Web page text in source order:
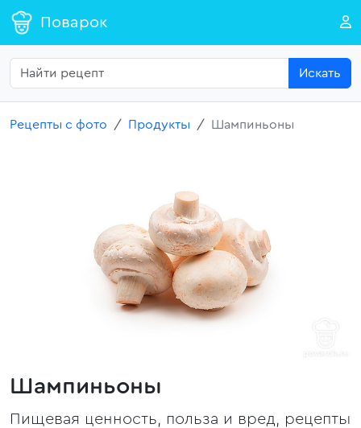
Поварок
Искать
Рецепты с фото Продукты Шампиньоны
Шампиньоны
Пищевая ценность, польза и вред, рецепты